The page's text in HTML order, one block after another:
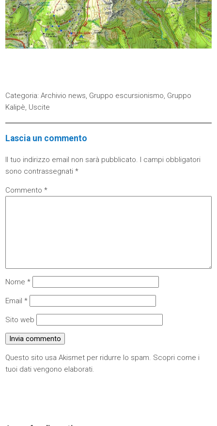
Categoria:Archivio news, Gruppo escursionismo, Gruppo
Kalipè, Uscite
Lascia un commento
Il tuo indirizzo email non sarà pubblicato. I campi obbligatori
sono contrassegnati*
Commento*
Nome*
Email*
Sito web
Questo sito usa Akismet per ridurre lo spam. Scopri come i
tuoi dati vengono elaborati.